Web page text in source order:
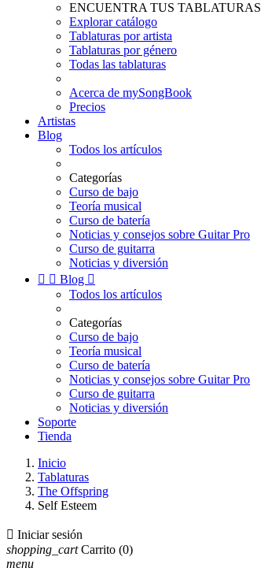
ENCUENTRA TUS TABLATURAS
Explorar catálogo
Tablaturas por artista
Tablaturas por género
Todas las tablaturas
Acerca de mySongBook
Precios
Artistas
Blog
Todos los artículos
Categorías
Curso de bajo
Teoría musical
Curso de batería
Noticias y consejos sobre Guitar Pro
Curso de guitarra
Noticias y diversión
  Blog 
Todos los artículos
Categorías
Curso de bajo
Teoría musical
Curso de batería
Noticias y consejos sobre Guitar Pro
Curso de guitarra
Noticias y diversión
Soporte
Tienda
Inicio
Tablaturas
The Offspring
Self Esteem
 Iniciar sesión
shopping_cart Carrito (0)
menu